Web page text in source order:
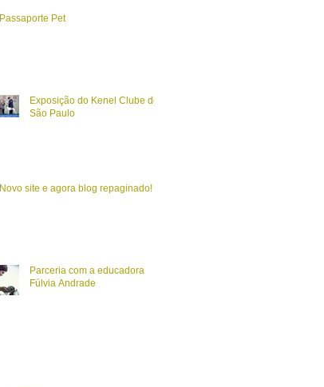
Passaporte Pet
Exposição do Kenel Clube de
São Paulo
Novo site e agora blog repaginado!
Parceria com a educadora
Fúlvia Andrade